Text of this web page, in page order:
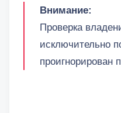
Внимание:
Проверка
исключительно
проигнорирован